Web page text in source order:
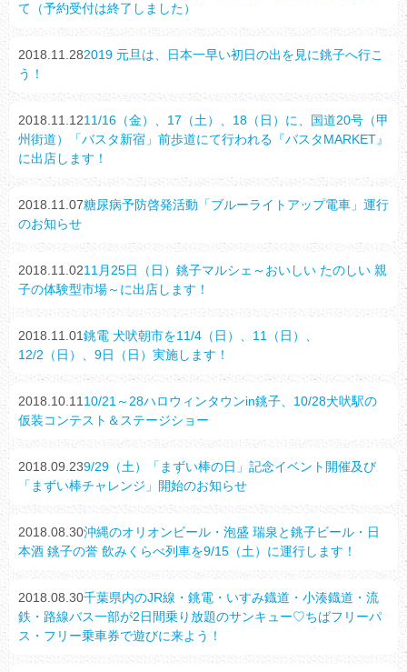
て（予約受付は終了しました）
2018.11.282019 元旦は、日本一早い初日の出を見に銚子へ行こ
う！
2018.11.1211/16（金）、17（土）、18（日）に、国道20号（甲
州街道）「バスタ新宿」前歩道にて行われる『バスタMARKET』
に出店します！
2018.11.07糖尿病予防啓発活動「ブルーライトアップ電車」運行
のお知らせ
2018.11.0211月25日（日）銚子マルシェ～おいしい たのしい 親
子の体験型市場～に出店します！
2018.11.01銚電 犬吠朝市を11/4（日）、11（日）、
12/2（日）、9日（日）実施します！
2018.10.11 10/21～28ハロウィンタウンin銚子、10/28犬吠駅の
仮装コンテスト＆ステージショー
2018.09.239/29（土）「まずい棒の日」記念イベント開催及び
「まずい棒チャレンジ」開始のお知らせ
2018.08.30沖縄のオリオンビール・泡盛 瑞泉と銚子ビール・日
本酒 銚子の誉 飲みくらべ列車を9/15（土）に運行します！
2018.08.30千葉県内のJR線・銚電・いすみ鐡道・小湊鐡道・流
鉄・路線バス一部が2日間乗り放題のサンキュー♡ちばフリーパ
ス・フリー乗車券で遊びに来よう！